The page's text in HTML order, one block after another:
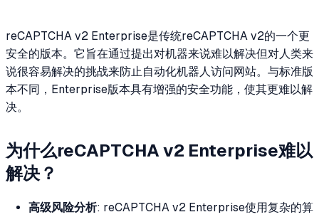
reCAPTCHA v2 Enterprise是传统reCAPTCHA v2的一个更
安全的版本。它旨在通过提出对机器来说难以解决但对人类来
说很容易解决的挑战来防止自动化机器人访问网站。与标准版
本不同，Enterprise版本具有增强的安全功能，使其更难以解
决。
为什么reCAPTCHA v2 Enterprise难以
解决？
高级风险分析: reCAPTCHA v2 Enterprise使用复杂的算